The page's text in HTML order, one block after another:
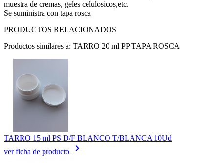
muestra de cremas, geles celulosicos,etc.
Se suministra con tapa rosca
PRODUCTOS RELACIONADOS
Productos similares a: TARRO 20 ml PP TAPA ROSCA
TARRO 15 ml PS D/F BLANCO T/BLANCA 10Ud
ver ficha de producto
keyboard_arrow_right